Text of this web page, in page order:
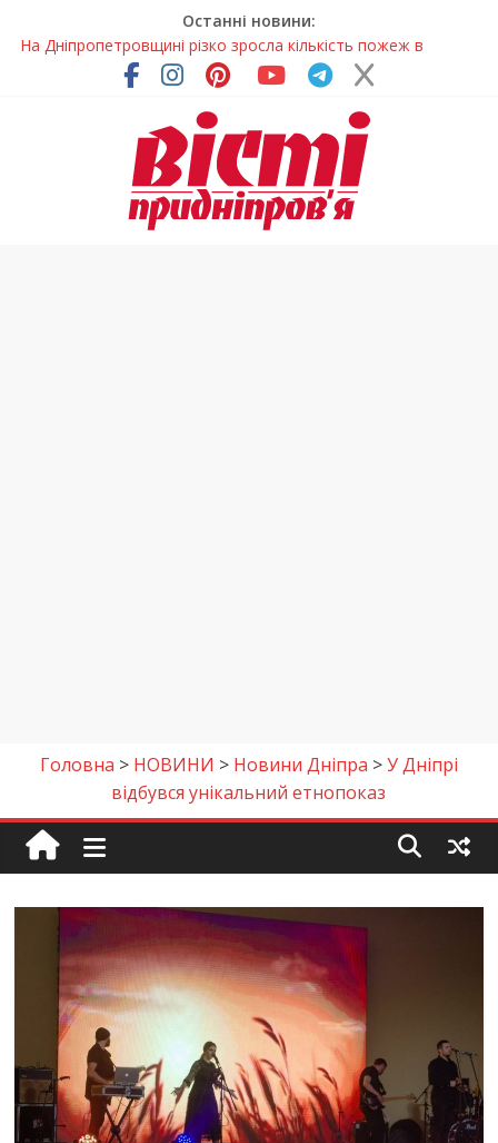
Останні новини:
На Дніпропетровщині різко зросла кількість пожеж в
У Самарі провели незвичайний майстер-клас
Світлові рішення майстрів із Дніпра визнали найкращими в
На Дніпропетровщині ліквідовують аварію на
магістральному водогоні
У Тернівці працюють над посиленням водної безпеки
Головна > НОВИНИ > Новини Дніпра >У Дніпрі
відбувся унікальний етнопоказ